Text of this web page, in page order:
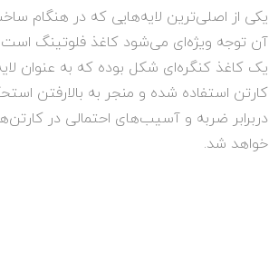
یکی از اصلی‌ترین لایه‌هایی که در هنگام
آن توجه ویژه‌ای می‌شود کاغذ فلوتینگ است.
یک کاغذ کنگره‌ای شکل بوده که به عنوان
کارتن استفاده شده و منجر به بالارفتن
دربرابر ضربه و آسیب‌های احتمالی در
خواهد شد.